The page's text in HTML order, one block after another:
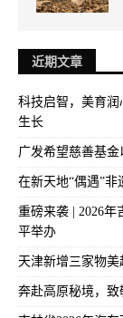
近期文章
科技启智，美育润
生长
广发希望慈善基
在新天地“偶遇”
重磅来袭 | 2026年
平举办
天津新增三家物
奔赴高原秘境，